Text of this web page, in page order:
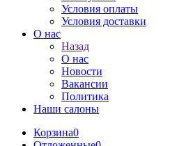
Условия оплаты
Условия доставки
О нас
Назад
О нас
Новости
Вакансии
Политика
Наши салоны
Корзина0